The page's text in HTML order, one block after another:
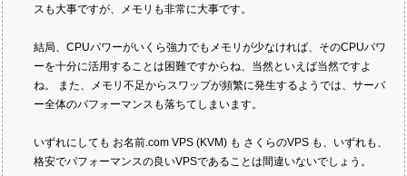
スも大事ですが、メモリも非常に大事です。
結局、CPUパワーがいくら強力でもメモリが少なければ、そのCPUパワ
ーを十分に活用することは困難ですからね、当然といえば当然ですよ
ね。 また、メモリ不足からスワップが頻繁に発生するようでは、サーバ
ー全体のパフォーマンスも落ちてしまいます。
いずれにしても お名前.com VPS (KVM) も さくらのVPS も、いずれも、
格安でパフォーマンスの良いVPSであることは間違いないでしょう。